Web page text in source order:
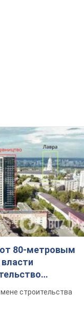
80-метровым
строительства